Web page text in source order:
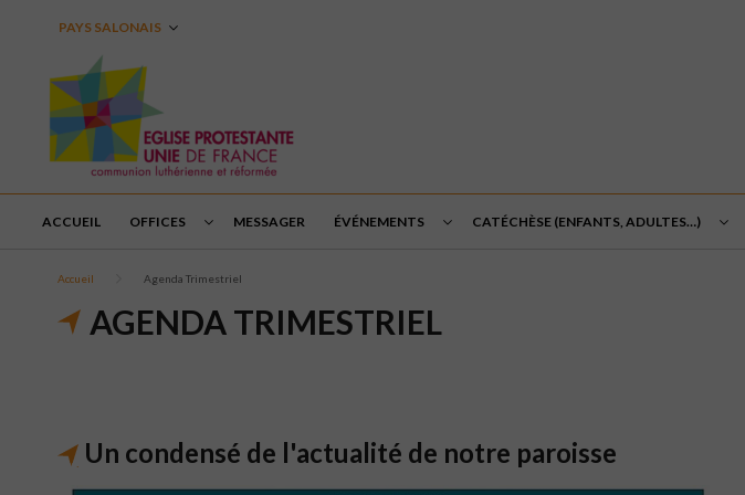
PAYS SALONAIS
ACCUEIL OFFICES MESSAGER ÉVÉNEMENTS CATÉCHÈSE (ENFANTS, ADULTES…)
Accueil Agenda Trimestriel
AGENDA TRIMESTRIEL
Un condensé de l'actualité de notre paroisse